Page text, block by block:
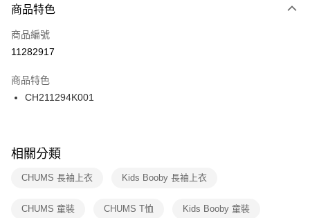
３．安心：先確認商品／服務後，再付款。
【「AFTEE先享後付」結帳流程】
１．於結帳方式選擇「AFTEE先享後付」後，將跳轉至「AFTEE先享後付」
２．訂單成立數日內，您將收到繳費通知簡訊。
３．收到繳費通知簡訊後14天內，點擊此簡訊中的連結，可透過四大超商／
ATM／網路銀行／等多元方式進行付款，方視為交易完成。
※ 交易是否成功請以「AFTEE先享後付 」之結帳頁面顯示為準，若有關於
是否繳費成功／繳費後需取消欲退款等相關疑問，請聯繫「AFTEE先享後付
客戶支援中心」 https://netprotections.freshdesk.com/support/home
１．透過由恩沛科技股份有限公司提供之「AFTEE先享後付」服務完成之交
每筆NT$100，滿NT$1,500(含以上)免運費
宅配
每筆NT$100，滿NT$1,500(含以上)免運費
付款後門市自取
每筆NT$100，滿NT$1,500(含以上)免運費
商品特色
商品編號
11282917
商品特色
CH211294K001
相關分類
CHUMS 長袖上衣 Kids Booby 長袖上衣
CHUMS 童裝 CHUMS T恤 Kids Booby 童裝